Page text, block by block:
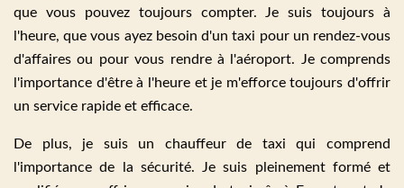
que vous pouvez toujours compter. Je suis toujours à
l'heure, que vous ayez besoin d'un taxi pour un rendez-vous
d'affaires ou pour vous rendre à l'aéroport. Je comprends
l'importance d'être à l'heure et je m'efforce toujours d'offrir
un service rapide et efficace.
De plus, je suis un chauffeur de taxi qui comprend
l'importance de la sécurité. Je suis pleinement formé et